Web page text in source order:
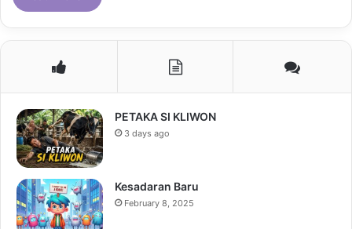
PETAKA SI KLIWON
3 days ago
Kesadaran Baru
February 8, 2025